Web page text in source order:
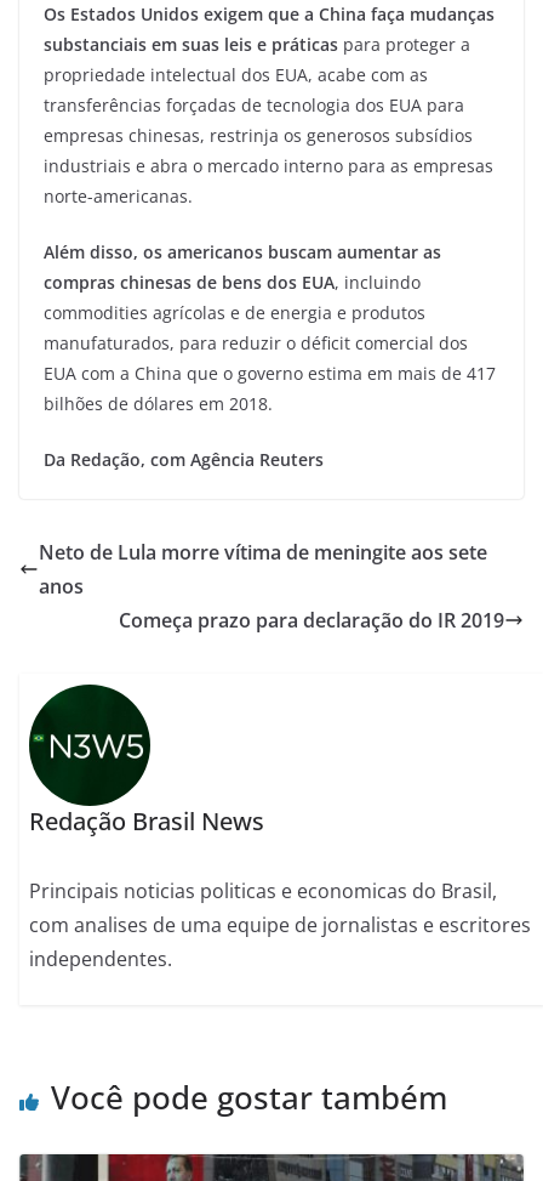
Os Estados Unidos exigem que a China faça mudanças
substanciais em suas leis e práticas para proteger a
propriedade intelectual dos EUA, acabe com as
transferências forçadas de tecnologia dos EUA para
empresas chinesas, restrinja os generosos subsídios
industriais e abra o mercado interno para as empresas
norte-americanas.
Além disso, os americanos buscam aumentar as
compras chinesas de bens dos EUA, incluindo
commodities agrícolas e de energia e produtos
manufaturados, para reduzir o déficit comercial dos
EUA com a China que o governo estima em mais de 417
bilhões de dólares em 2018.
Da Redação, com Agência Reuters
Neto de Lula morre vítima de meningite aos sete
anos
Começa prazo para declaração do IR 2019
Redação Brasil News
Principais noticias politicas e economicas do Brasil,
com analises de uma equipe de jornalistas e escritores
independentes.
Você pode gostar também